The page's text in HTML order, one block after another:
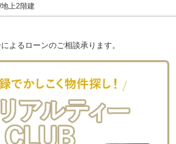
上2階建
よるローンのご相談承ります。